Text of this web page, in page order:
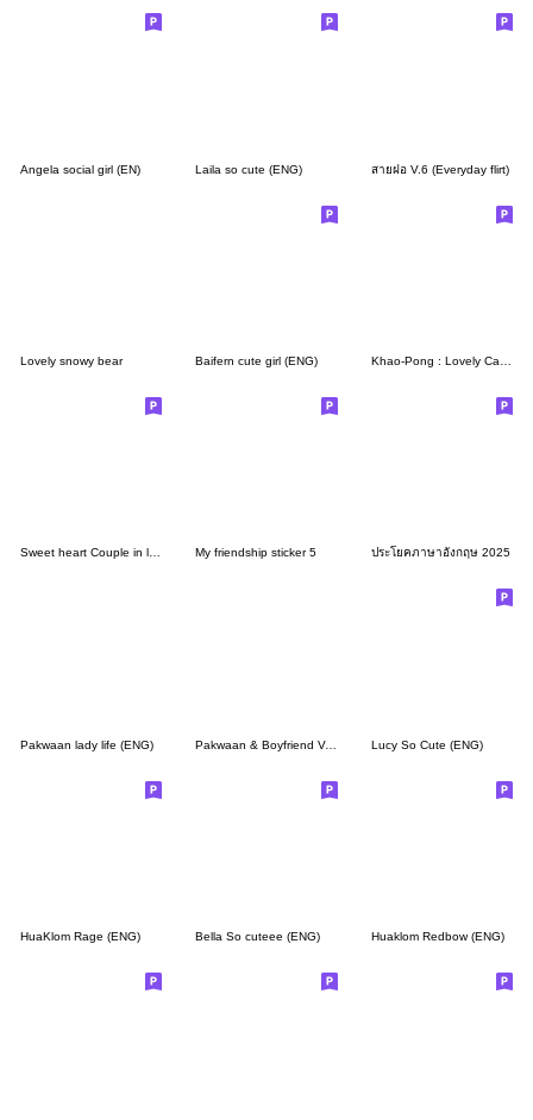
Angela social girl (EN) Laila so cute (ENG) สายฝอ V.6 (Everyday flirt)
Lovely snowy bear Baifern cute girl (ENG)
Sweet heart Couple in love (Big sticker) My friendship sticker 5 ประโยคภาษาอังกฤษ 2025
Pakwaan lady life (ENG) Pakwaan & Boyfriend V.2 (ENG) Lucy So Cute (ENG)
HuaKlom Rage (ENG) Bella So cuteee (ENG) Huaklom Redbow (ENG)